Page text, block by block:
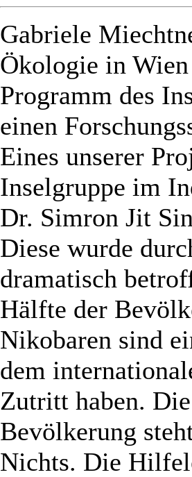
Gabriele
Ökologie in
Programm des
einen
Eines unserer
Inselgruppe im
Dr. Simron Jit
Diese wurde
dramatisch
Hälfte der
Nikobaren sind
dem
Zutritt haben.
Bevölkerung
Nichts. Die